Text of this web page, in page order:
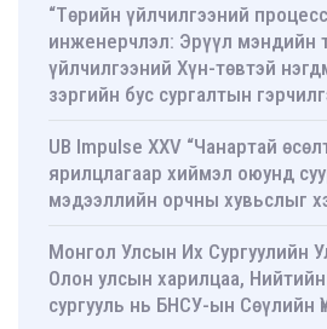
“Төрийн үйлчилгээний
инженерчлэл: Эрүүл мэндийн
үйлчилгээний Хүн-төвтэй
зэргийн бус сургалтын
UB Impulse XXV “Чанартай
ярилцлагаар хиймэл оюунд
мэдээллийн орчны хувьслыг
Монгол Улсын Их Сургуулийн
Олон улсын харилцаа,
сургууль нь БНСУ-ын Сөүлийн